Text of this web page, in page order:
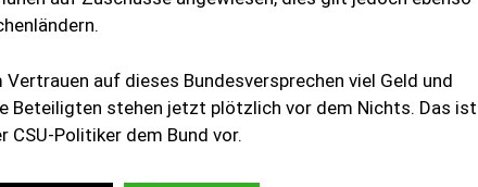
auf dieses Bundesversprechen viel Geld und
Beteiligten stehen jetzt plötzlich vor dem Nichts. Das ist
CSU-Politiker dem Bund vor.